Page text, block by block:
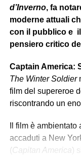
d’Inverno, fa
moderne attuali
con il pubblico e il
pensiero critico
Captain America:
The Winter Soldier
film del supereroe
riscontrando un
Il film è ambientato
accaduti a New
(Capitan America)